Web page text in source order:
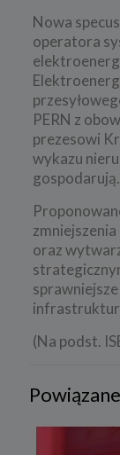
Nowa
operatora
PERN z
prezesowi
wykazu
gospodarują.
oraz
(Na podst.